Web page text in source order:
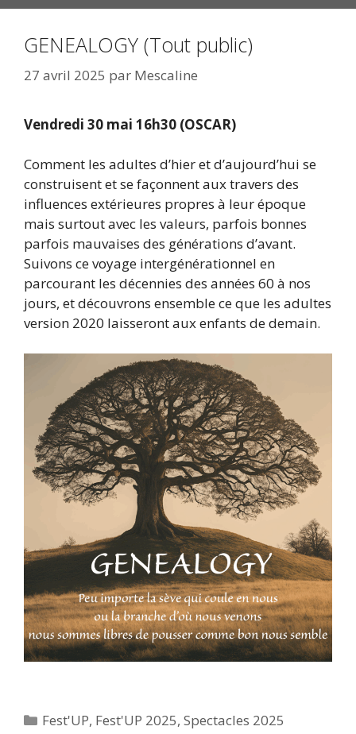
GENEALOGY (Tout public)
27 avril 2025 par Mescaline
Vendredi 30 mai 16h30 (OSCAR)
Comment les adultes d’hier et d’aujourd’hui se
construisent et se façonnent aux travers des
influences extérieures propres à leur époque
mais surtout avec les valeurs, parfois bonnes
parfois mauvaises des générations d’avant.
Suivons ce voyage intergénérationnel en
parcourant les décennies des années 60 à nos
jours, et découvrons ensemble ce que les adultes
version 2020 laisseront aux enfants de demain.
Catégories
Fest'UP, Fest'UP 2025,Spectacles 2025